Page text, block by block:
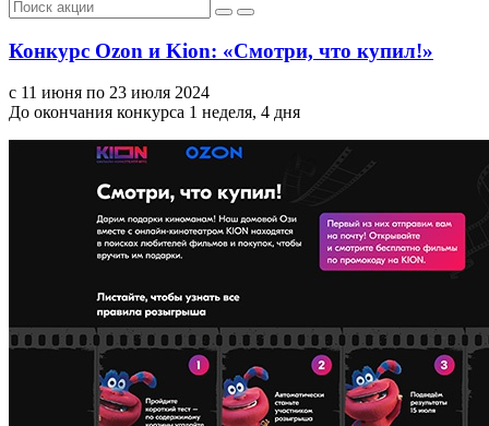
Конкурс Ozon и Kion: «Смотри, что купил!»
с 11 июня по 23 июля 2024
До окончания конкурса 1 неделя, 4 дня